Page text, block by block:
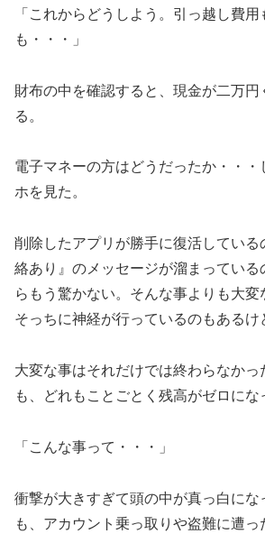
「これからどうしよう。引っ越し費
も・・・」
財布の中を確認すると、現金が二万円
る。
電子マネーの方はどうだったか・・・
ホを見た。
削除したアプリが勝手に復活している
絡あり』のメッセージが溜まっている
らもう驚かない。そんな事よりも大変
そっちに神経が行っているのもあるけ
大変な事はそれだけでは終わらなか
も、どれもことごとく残高がゼロにな
「こんな事って・・・」
衝撃が大きすぎて頭の中が真っ白にな
も、アカウント乗っ取りや盗難に遭っ